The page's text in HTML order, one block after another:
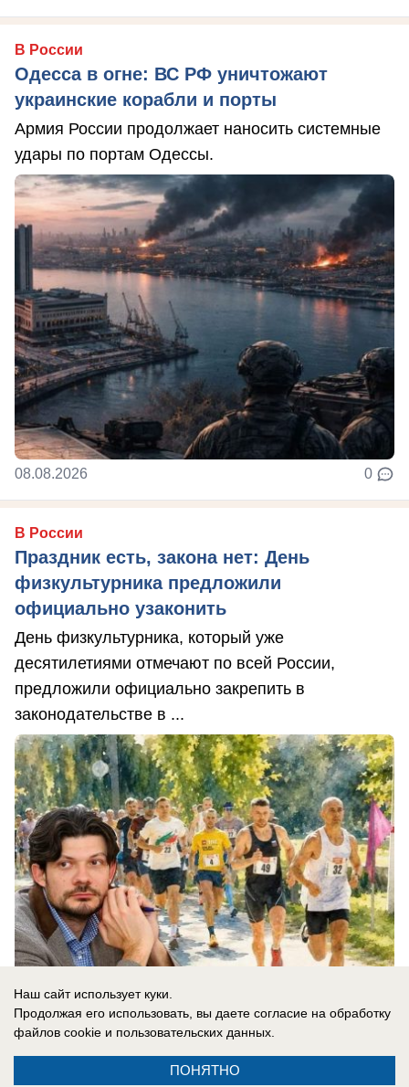
В России
Одесса в огне: ВС РФ уничтожают
украинские корабли и порты
Армия России продолжает наносить системные
удары по портам Одессы.
08.08.2026 0
В России
Праздник есть, закона нет: День
физкультурника предложили
официально узаконить
День физкультурника, который уже
десятилетиями отмечают по всей России,
предложили официально закрепить в
законодательстве в ...
08.08.2026
Наш сайт использует куки.
Продолжая его использовать, вы даете согласие на обработку
файлов cookie и пользовательских данных.
ПОНЯТНО